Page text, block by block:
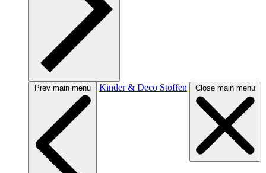
Prev main menu Kinder & Deco Stoffen Close main menu